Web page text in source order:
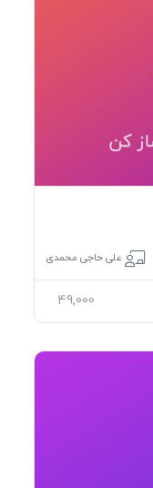
علی حاجی محمدی
49,000